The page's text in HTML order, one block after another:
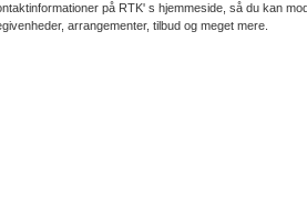
på RTK' s hjemmeside, så du kan
arrangementer, tilbud og meget mere.